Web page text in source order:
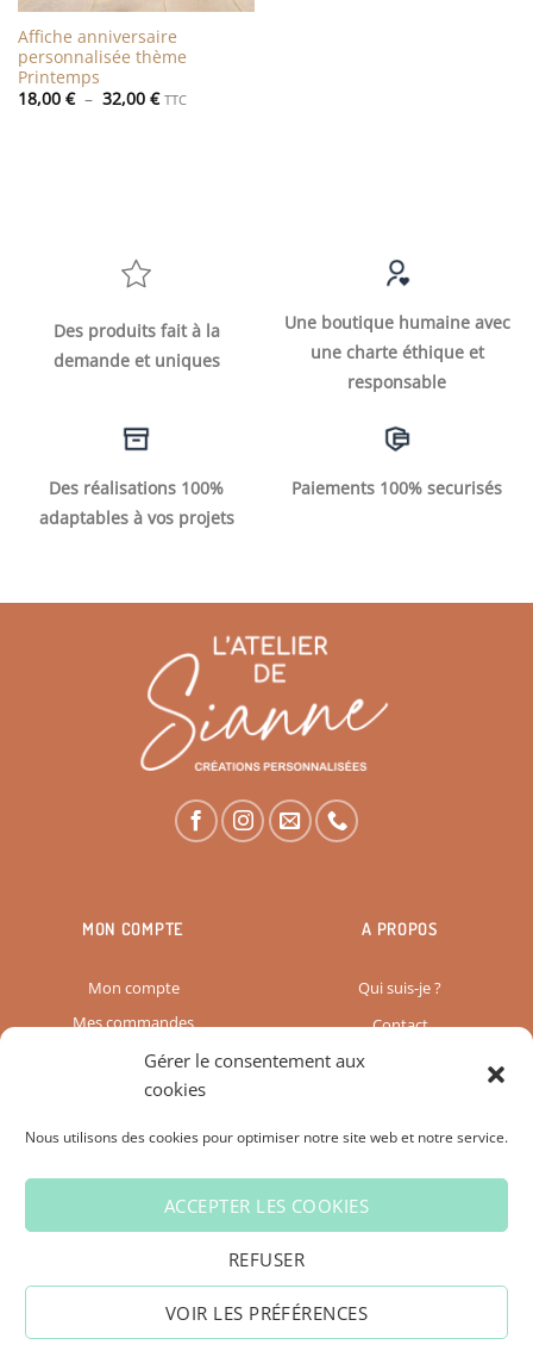
Gérer le consentement aux
cookies
Nous utilisons des cookies pour optimiser notre site web et notre service.
ACCEPTER LES COOKIES
REFUSER
VOIR LES PRÉFÉRENCES
Affiche anniversaire
personnalisée thème
Printemps
18,00 € – 32,00 €Plage
de
TTC
Des produits fait à la
demande et uniques
Une boutique humaine avec
une charte éthique et
responsable
Des réalisations 100%
adaptables à vos projets
Paiements 100% securisés
MON COMPTE
Mon compte
Mes commandes
Mon panier
A PROPOS
Qui suis-je ?
Contact
Paiement & Livraison
© 2026 L'Atelier de Sianne - Site web créé par